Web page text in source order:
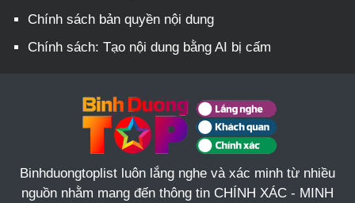
Chính sách bản quyền nội dung
Chính sách: Tạo nội dung bằng AI bị cấm
Binhduongtoplist luôn lắng nghe và xác minh từ nhiều
nguồn nhằm mang đến thông tin CHÍNH XÁC - MINH